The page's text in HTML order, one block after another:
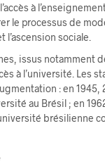
à
le processus de
sociale.
issus notamment
à l’université. Les
: en 1945,
au Brésil ; en
brésilienne